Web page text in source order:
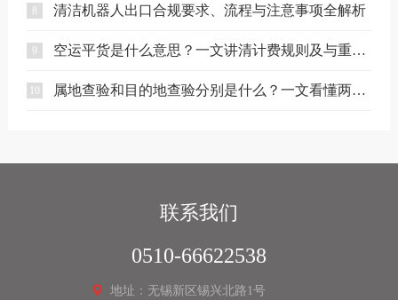
清洁机器人出口合规要求、流程与注意事项全解析
9 空运平货是什么意思？一文讲清计费规则及与重货、泡货的区别
属地查验和目的地查验分别是什么？一文看懂两者区别
联系我们
0510-66622538
地址：无锡新区锡兴北路1号